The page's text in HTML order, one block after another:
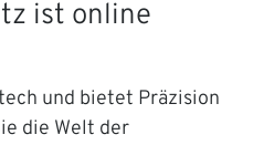
ist online
und bietet Präzision
die Welt der